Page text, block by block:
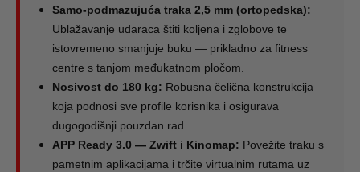
Samo-podmazujuća traka 2,5 mm (ortopedska):
Ublažavanje udaraca štiti koljena i zglobove te
istovremeno smanjuje buku — prikladno za fitness
centre s tanjom međukatnom pločom.
Nosivost do 180 kg: Robusna čelična konstrukcija
koja podnosi sve profile korisnika i osigurava
dugogodišnji pouzdan rad.
APP Ready 3.0 — Zwift i Kinomap: Povežite traku s
pametnim aplikacijama i trčite virtualnim rutama uz